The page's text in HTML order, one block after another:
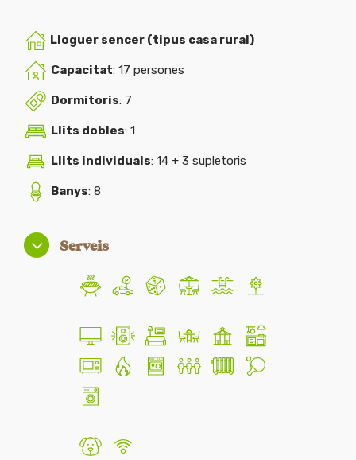
Lloguer sencer (tipus casa rural)
Capacitat: 17 persones
Dormitoris: 7
Llits dobles: 1
Llits individuals: 14 + 3 supletoris
Banys: 8
Serveis